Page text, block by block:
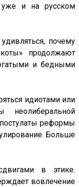
уже и на русском
почему
продолжают
и бедными
идиотами или
неолиберальной
реформы
Больше
в этике.
вовлечение